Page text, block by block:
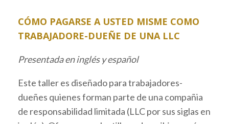
CÓMO PAGARSE A USTED MISME COMO
TRABAJADORE-DUEÑE DE UNA LLC
Presentada en inglés y español
Este taller es diseñado para trabajadores-
dueñes quienes forman parte de una compañia
de responsabilidad limitada (LLC por sus siglas en